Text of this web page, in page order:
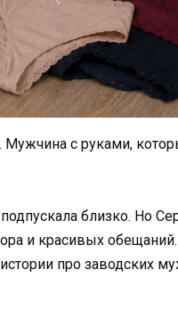
с руками,
близко. Но
и красивых
про заводских